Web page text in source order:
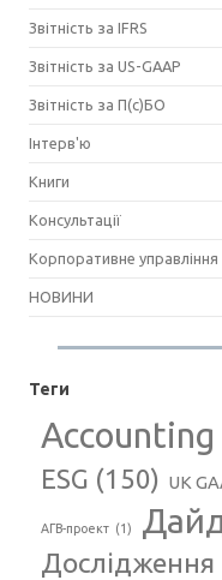
Звітність за IFRS
Звітність за US-GAAP
Звітність за П(с)БО
Інтерв'ю
Книги
Консультації
Корпоративне управління
НОВИНИ
Теги
Accounting
ESG (150) UK
АГВ-проект (1)